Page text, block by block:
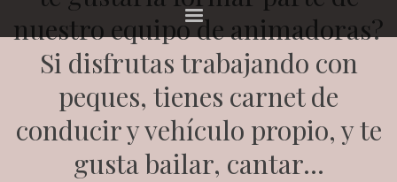
nuestro equipo de animadoras?
Si disfrutas trabajando con
peques, tienes carnet de
conducir y vehículo propio, y te
gusta bailar, cantar...